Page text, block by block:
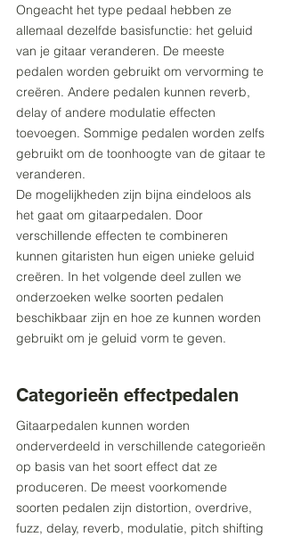
Ongeacht het type pedaal hebben ze
allemaal dezelfde basisfunctie: het geluid
van je gitaar veranderen. De meeste
pedalen worden gebruikt om vervorming te
creëren. Andere pedalen kunnen reverb,
delay of andere modulatie effecten
toevoegen. Sommige pedalen worden zelfs
gebruikt om de toonhoogte van de gitaar te
veranderen.
De mogelijkheden zijn bijna eindeloos als
het gaat om gitaarpedalen. Door
verschillende effecten te combineren
kunnen gitaristen hun eigen unieke geluid
creëren. In het volgende deel zullen we
onderzoeken welke soorten pedalen
beschikbaar zijn en hoe ze kunnen worden
gebruikt om je geluid vorm te geven.
Categorieën effectpedalen
Gitaarpedalen kunnen worden
onderverdeeld in verschillende categorieën
op basis van het soort effect dat ze
produceren. De meest voorkomende
soorten pedalen zijn distortion, overdrive,
fuzz, delay, reverb, modulatie, pitch shifting